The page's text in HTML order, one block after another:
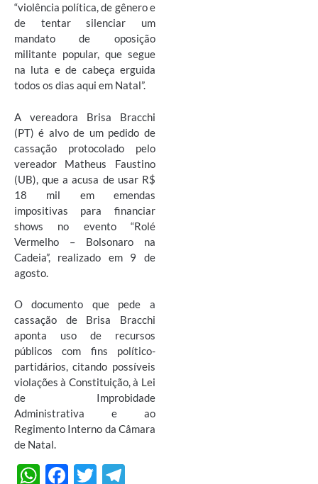
“violência política, de gênero e
de tentar silenciar um
mandato de oposição
militante popular, que segue
na luta e de cabeça erguida
todos os dias aqui em Natal”.
A vereadora Brisa Bracchi
(PT) é alvo de um pedido de
cassação protocolado pelo
vereador Matheus Faustino
(UB), que a acusa de usar R$
18 mil em emendas
impositivas para financiar
shows no evento “Rolé
Vermelho – Bolsonaro na
Cadeia”, realizado em 9 de
agosto.
O documento que pede a
cassação de Brisa Bracchi
aponta uso de recursos
públicos com fins político-
partidários, citando possíveis
violações à Constituição, à Lei
de Improbidade
Administrativa e ao
Regimento Interno da Câmara
de Natal.
W F
T